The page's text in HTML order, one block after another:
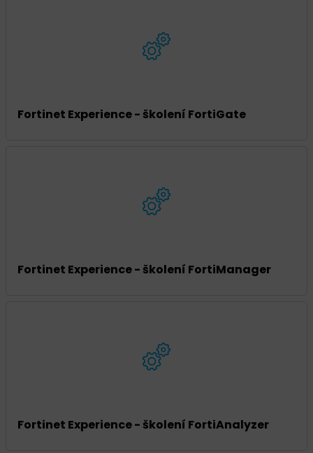
Fortinet Experience - školení FortiGate
Fortinet Experience - školení FortiManager
Fortinet Experience - školení FortiAnalyzer